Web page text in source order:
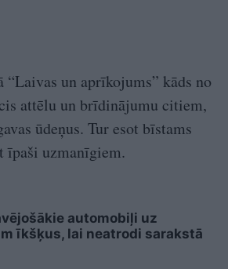
“Laivas un aprīkojums” kāds no
attēlu un brīdinājumu citiem,
ūdeņus. Tur esot bīstams
īpaši uzmanīgiem.
automobiļi uz
īkšķus, lai neatrodi sarakstā